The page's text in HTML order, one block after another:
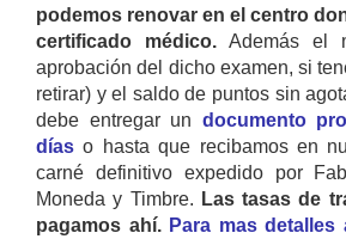
podemos renovar en el centro
certificado médico. Además el
aprobación del dicho examen, si
retirar) y el saldo de puntos sin
debe entregar un documento
días o hasta que recibamos en
carné definitivo expedido por
Moneda y Timbre. Las tasas de
pagamos ahí. Para mas